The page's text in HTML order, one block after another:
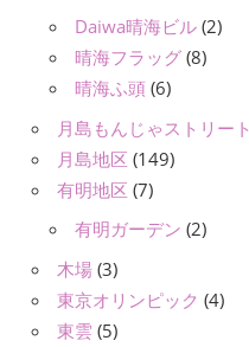
Daiwa晴海ビル (2)
晴海フラッグ (8)
晴海ふ頭 (6)
月島もんじゃストリート
月島地区 (149)
有明地区 (7)
有明ガーデン (2)
木場 (3)
東京オリンピック (4)
東雲 (5)